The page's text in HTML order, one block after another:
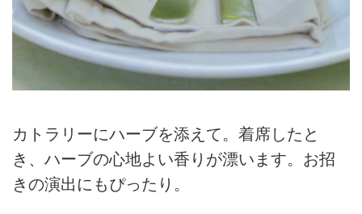
カトラリーにハーブを添えて。着席したと
き、ハーブの心地よい香りが漂います。お招
きの演出にもぴったり。